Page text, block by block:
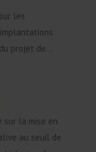
les
projet de...
sur la mise en
au seuil de